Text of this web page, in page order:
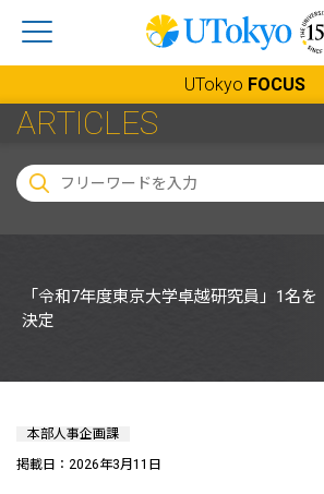
UTokyo FOCUS
ARTICLES
「令和7年度東京大学卓越研究員」1名を
決定
本部人事企画課
掲載日：2026年3月11日